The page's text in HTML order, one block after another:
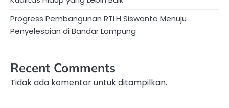
Progress Pembangunan RTLH Siswanto Menuju
Penyelesaian di Bandar Lampung
Recent Comments
Tidak ada komentar untuk ditampilkan.